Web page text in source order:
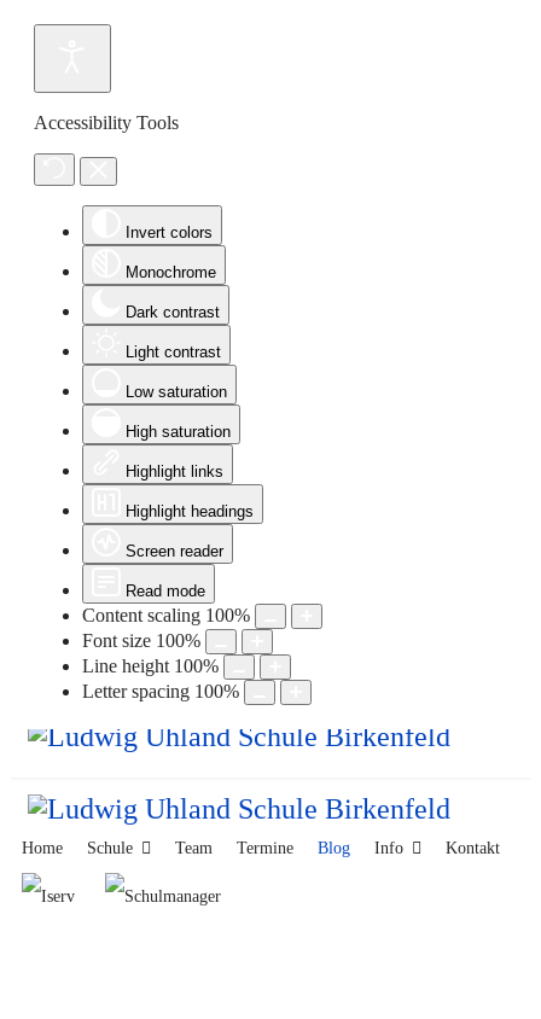
Accessibility Tools
Invert colors
Monochrome
Dark contrast
Light contrast
Low saturation
High saturation
Highlight links
Highlight headings
Screen reader
Read mode
Content scaling 100%
Font size 100%
Line height 100%
Letter spacing 100%
Home Schule Team Termine Blog Info Kontakt